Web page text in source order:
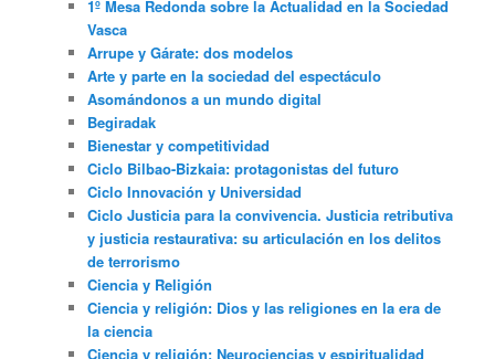
1º Mesa Redonda sobre la Actualidad en la Sociedad
Vasca
Arrupe y Gárate: dos modelos
Arte y parte en la sociedad del espectáculo
Asomándonos a un mundo digital
Begiradak
Bienestar y competitividad
Ciclo Bilbao-Bizkaia: protagonistas del futuro
Ciclo Innovación y Universidad
Ciclo Justicia para la convivencia. Justicia retributiva
y justicia restaurativa: su articulación en los delitos
de terrorismo
Ciencia y Religión
Ciencia y religión: Dios y las religiones en la era de
la ciencia
Ciencia y religión: Neurociencias y espiritualidad